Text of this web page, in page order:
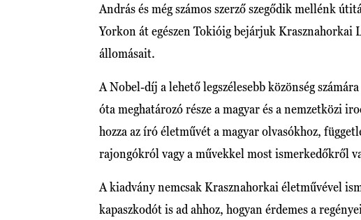
András és még számos szerző szegődik mellénk
Yorkon át egészen Tokióig bejárjuk Krasznahorkai
állomásait.
A Nobel-díj a lehető legszélesebb közönség
óta meghatározó része a magyar és a nemzetközi
hozza az író életművét a magyar olvasókhoz,
rajongókról vagy a művekkel most ismerkedőkről
A kiadvány nemcsak Krasznahorkai életművével
kapaszkodót is ad ahhoz, hogyan érdemes a